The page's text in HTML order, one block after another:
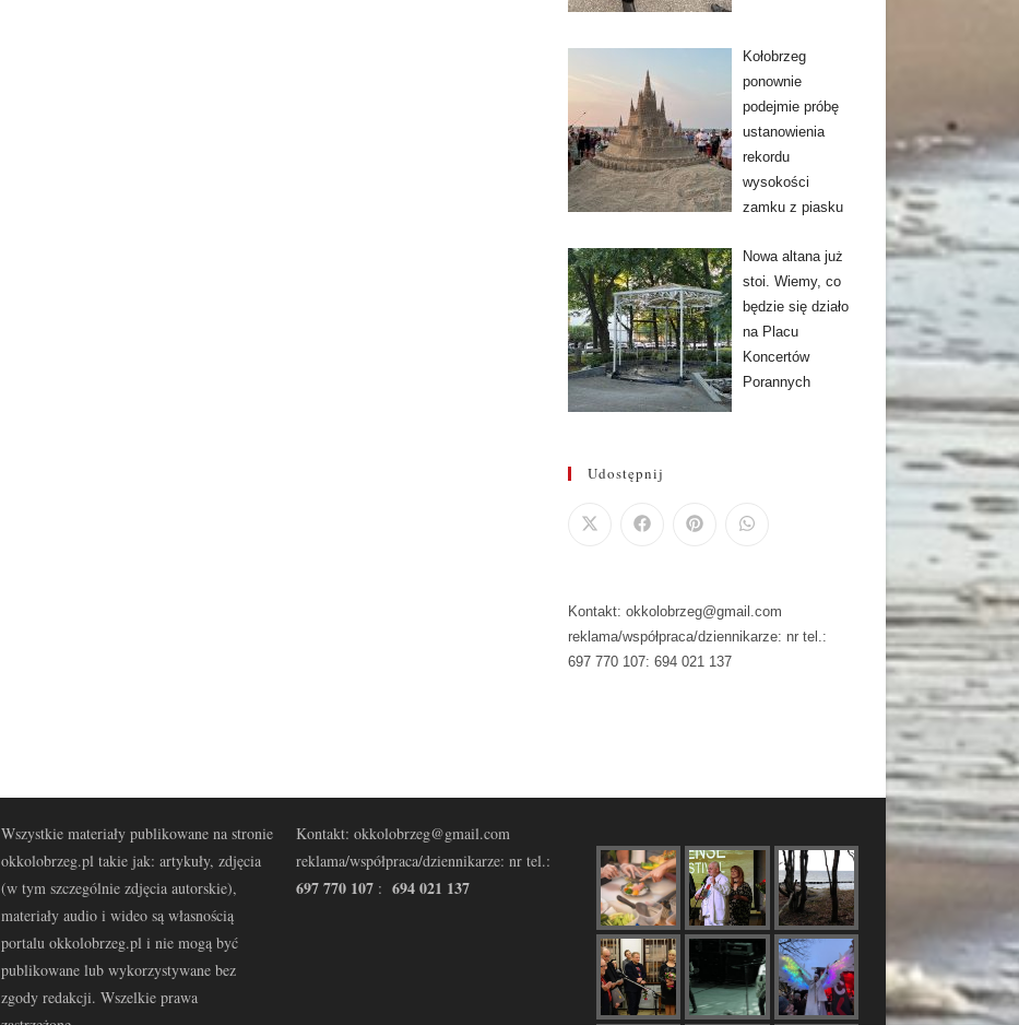
Kołobrzeg
ponownie
podejmie próbę
ustanowienia
rekordu
wysokości
zamku z piasku
Nowa altana już
stoi. Wiemy, co
będzie się działo
na Placu
Koncertów
Porannych
Udostępnij
Kontakt: okkolobrzeg@gmail.com
reklama/współpraca/dziennikarze: nr tel.:
697 770 107: 694 021 137
Wszystkie materiały publikowane na stronie
okkolobrzeg.pl takie jak: artykuły, zdjęcia
(w tym szczególnie zdjęcia autorskie),
materiały audio i wideo są własnością
portalu okkolobrzeg.pl i nie mogą być
publikowane lub wykorzystywane bez
zgody redakcji. Wszelkie prawa
Kontakt: okkolobrzeg@gmail.com
reklama/współpraca/dziennikarze: nr tel.:
697 770 107 : 694 021 137